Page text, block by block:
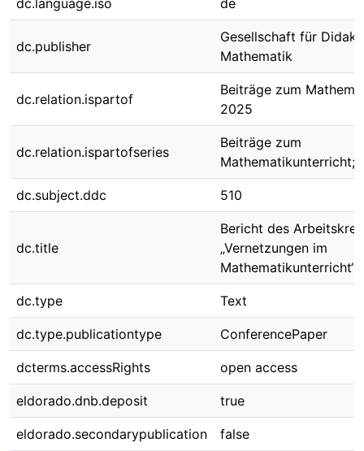
dc.language.iso de
dc.publisher
Gesellschaft für
Mathematik
dc.relation.ispartof
Beiträge zum
2025
dc.relation.ispartofseries
Beiträge zum
Mathematikunterricht;
dc.subject.ddc 510
dc.title
Bericht des
„Vernetzungen im
Mathematikunterricht“
dc.type Text
dc.type.publicationtype ConferencePaper
dcterms.accessRights open access
eldorado.dnb.deposit true
eldorado.secondarypublication false